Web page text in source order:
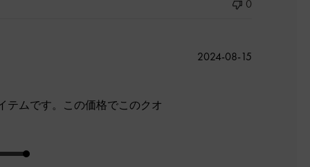
0
テムです。この価格でこのクオ
公
2024-08-15